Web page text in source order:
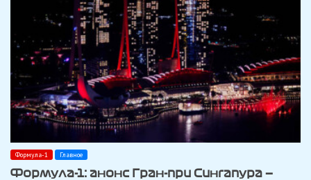
Формула-1 Главное
Формула-1: анонс Гран-при Сингапура —